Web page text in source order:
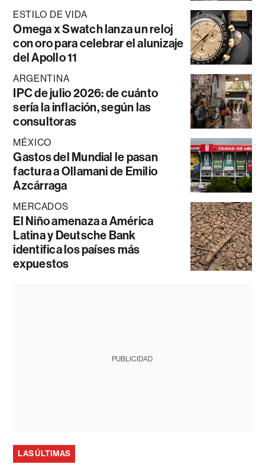
ESTILO DE VIDA
Omega x Swatch lanza un reloj
con oro para celebrar el alunizaje
del Apollo 11
ARGENTINA
IPC de julio 2026: de cuánto
sería la inflación, según las
consultoras
MÉXICO
Gastos del Mundial le pasan
factura a Ollamani de Emilio
Azcárraga
MERCADOS
El Niño amenaza a América
Latina y Deutsche Bank
identifica los países más
expuestos
PUBLICIDAD
LAS ÚLTIMAS